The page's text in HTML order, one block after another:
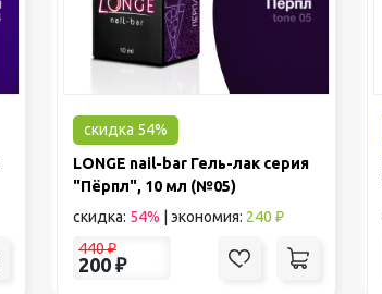
скидка 54%
LONGE nail-bar Гель-лак серия
"Пёрпл", 10 мл (№05)
скидка: 54% | экономия: 240 ₽
440₽
200 ₽